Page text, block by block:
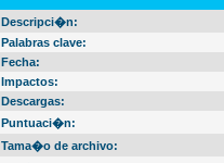
Descripci�n:
Palabras clave:
Fecha:
Impactos:
Descargas:
Puntuaci�n:
Tama�o de archivo: